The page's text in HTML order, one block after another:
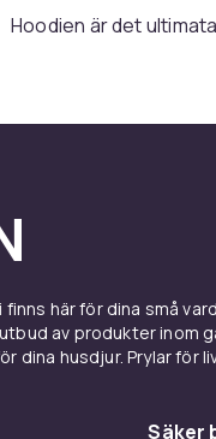
Hoodien är det
Pulloverhoodien utan
Hoodie med
av båda världarna.
Material
Bomullsfleece med
här för dina små
av produkter inom
dina husdjur. Prylar för
Säker